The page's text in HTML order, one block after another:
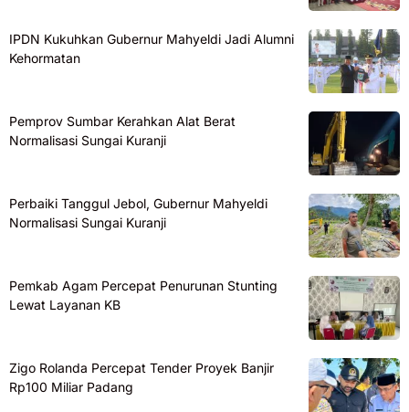
IPDN Kukuhkan Gubernur Mahyeldi Jadi Alumni
Kehormatan
Pemprov Sumbar Kerahkan Alat Berat
Normalisasi Sungai Kuranji
Perbaiki Tanggul Jebol, Gubernur Mahyeldi
Normalisasi Sungai Kuranji
Pemkab Agam Percepat Penurunan Stunting
Lewat Layanan KB
Zigo Rolanda Percepat Tender Proyek Banjir
Rp100 Miliar Padang